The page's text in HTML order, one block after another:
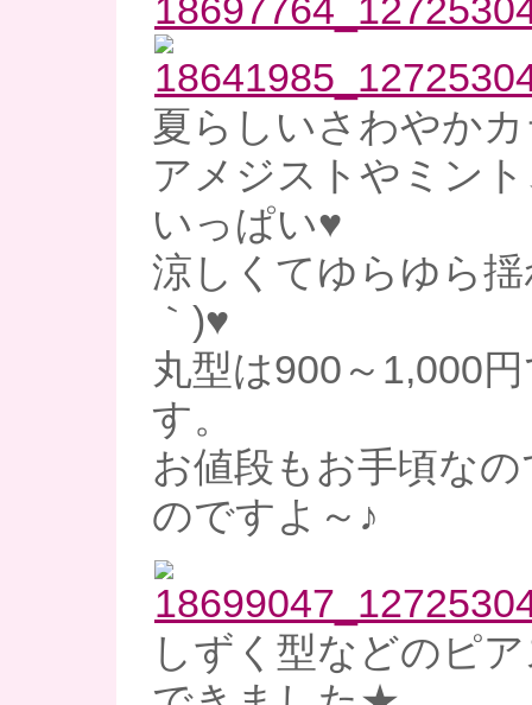
夏らしいさわやか
アメジストやミン
いっぱい♥
涼しくてゆらゆら
｀)♥
丸型は900～1,000
す。
お値段もお手頃な
のですよ～♪
しずく型などのピ